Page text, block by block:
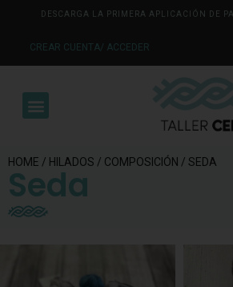
DESCARGA LA PRIMERA APLICACIÓN DE
CREAR CUENTA/ ACCEDER
HOME / HILADOS / COMPOSICIÓN / SEDA
Seda